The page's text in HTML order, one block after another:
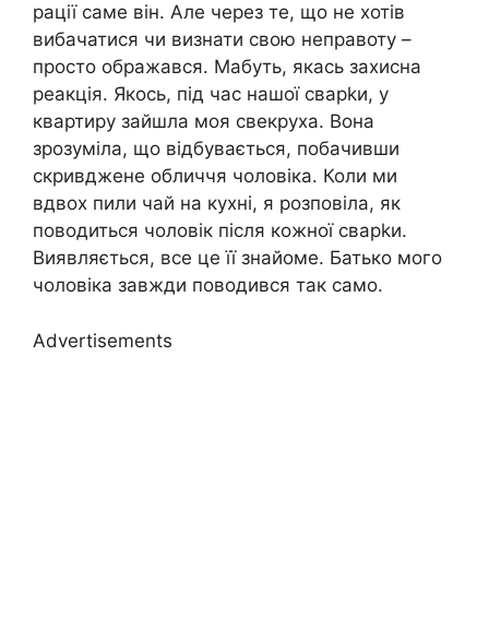
рації саме він. Але через те, що не хотів
вибачатися чи визнати свою неправоту –
просто ображався. Мабуть, якась захисна
реакція. Якось, під час нашої сварkи, у
квартиру зайшла моя свекруха. Вона
зрозуміла, що відбувається, побачивши
скривджене обличчя чоловіка. Коли ми
вдвох пили чай на кухні, я розповіла, як
поводиться чоловік після кожної сварkи.
Виявляється, все це її знайоме. Батько мого
чоловіка завжди поводився так само.
Advertisements